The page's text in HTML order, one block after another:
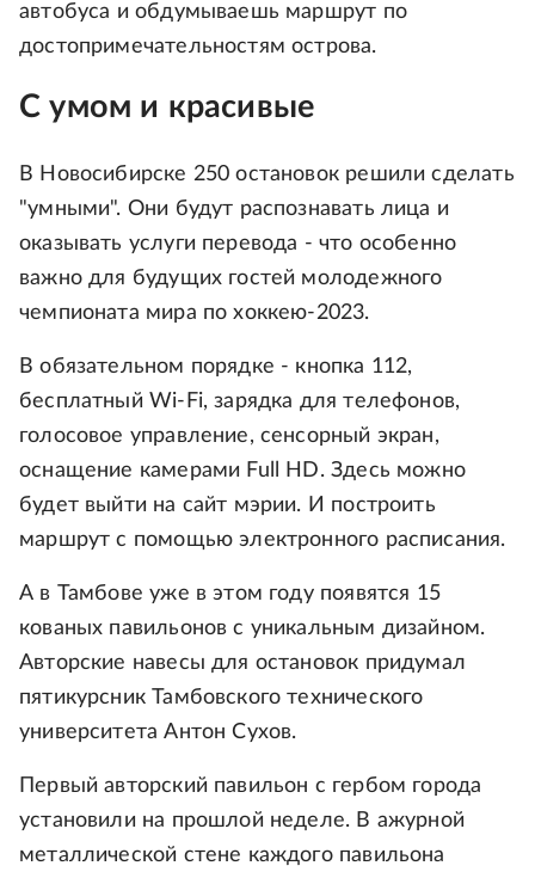
автобуса и обдумываешь маршрут по
достопримечательностям острова.
С умом и красивые
В Новосибирске 250 остановок решили сделать
"умными". Они будут распознавать лица и
оказывать услуги перевода - что особенно
важно для будущих гостей молодежного
чемпионата мира по хоккею-2023.
В обязательном порядке - кнопка 112,
бесплатный Wi-Fi, зарядка для телефонов,
голосовое управление, сенсорный экран,
оснащение камерами Full HD. Здесь можно
будет выйти на сайт мэрии. И построить
маршрут с помощью электронного расписания.
А в Тамбове уже в этом году появятся 15
кованых павильонов с уникальным дизайном.
Авторские навесы для остановок придумал
пятикурсник Тамбовского технического
университета Антон Сухов.
Первый авторский павильон с гербом города
установили на прошлой неделе. В ажурной
металлической стене каждого павильона